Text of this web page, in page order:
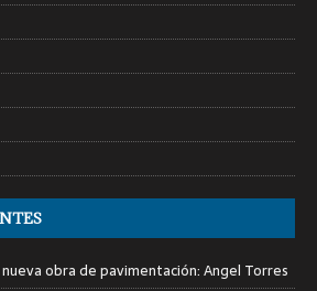
obra de pavimentación: Angel Torres